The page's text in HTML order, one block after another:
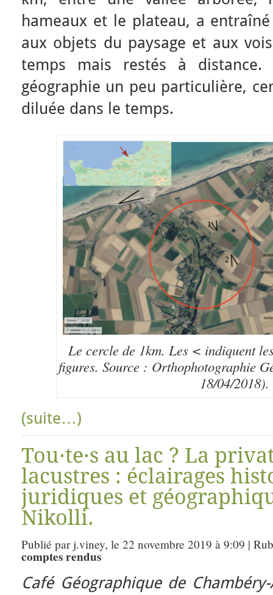
hameaux et le plateau, a
aux objets du paysage et aux
temps mais restés à distance.
géographie un peu particulière,
diluée dans le temps.
Le cercle de 1km. Les < indiquent
figures. Source : Orthophotographie
18/04/2018).
(suite…)
Tou·te·s au lac ? La
lacustres : éclairages
juridiques et
Nikolli.
Publié par j.viney, le 22 novembre 2019 à 9:09 |
comptes rendus
Café Géographique de